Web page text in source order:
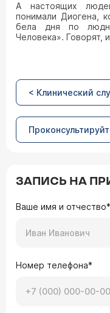
А настоящих
понимали Диогена,
бела дня по
Человека». Говорят,
< Клинический
ЗАПИСЬ НА
Ваше имя и отчество*
Номер телефона*